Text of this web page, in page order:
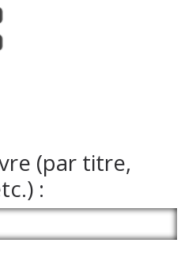
(par titre,
: